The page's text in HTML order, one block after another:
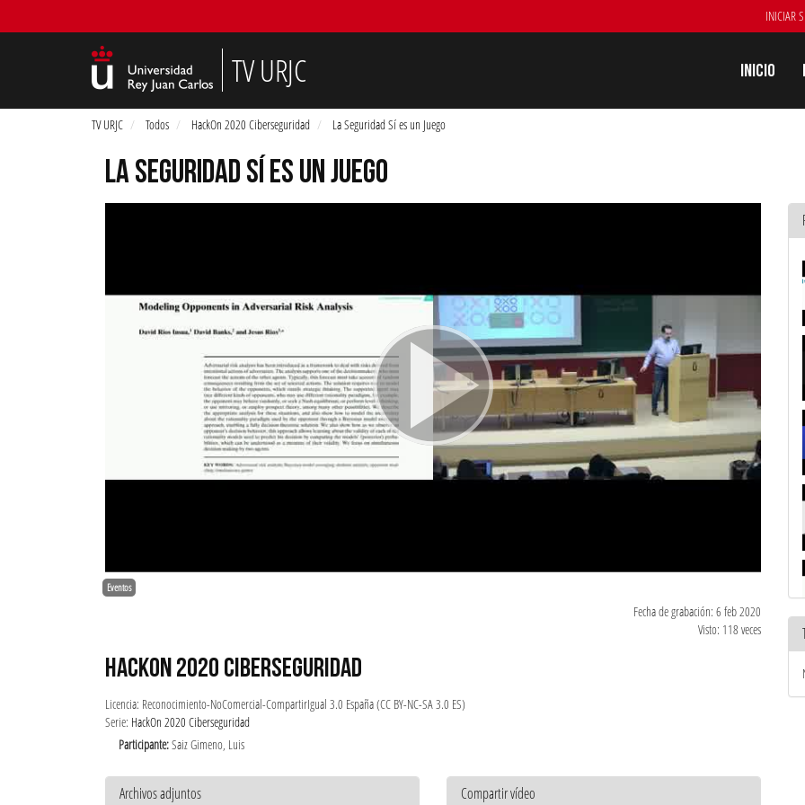
INICIAR
TV URJC Inicio
TV URJC Todos HackOn 2020 Ciberseguridad La Seguridad Sí es un Juego
LA SEGURIDAD SÍ ES UN JUEGO
Eventos
Fecha de grabación: 6 feb 2020
Visto: 118 veces
HACKON 2020 CIBERSEGURIDAD
Licencia: Reconocimiento-NoComercial-CompartirIgual 3.0 España (CC BY-NC-SA 3.0 ES)
Serie: HackOn 2020 Ciberseguridad
Participante:Saiz Gimeno, Luis
Archivos adjuntos Compartir vídeo